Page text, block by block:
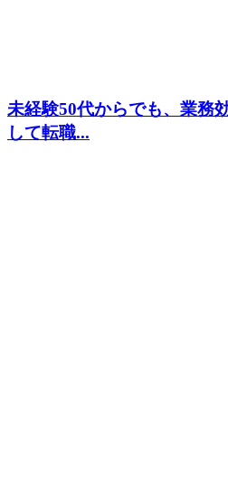
未経験50代からでも、業務
して転職...